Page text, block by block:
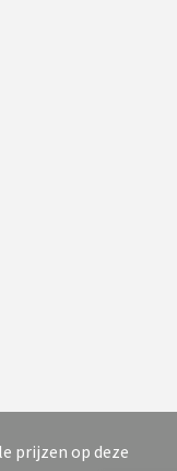
prijzen op deze